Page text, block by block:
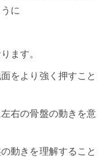
に
ます。
をより強く押すこと
右の骨盤の動きを意
動きを理解すること